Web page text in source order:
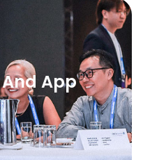
App